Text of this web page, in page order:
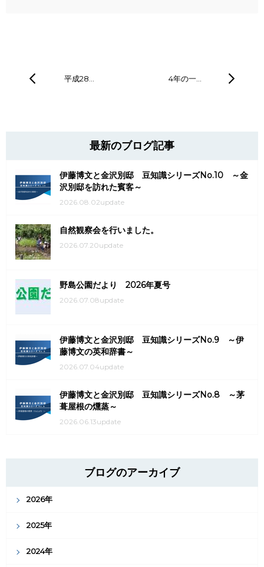
平成28… 4年の一…
最新のブログ記事
伊藤博文と金沢別邸 豆知識シリーズNo.10 ～金
沢別邸を訪れた賓客～
2026.08.02update
自然観察会を行いました。
2026.07.20update
野島公園だより 2026年夏号
2026.07.08update
伊藤博文と金沢別邸 豆知識シリーズNo.9 ～伊
藤博文の英和辞書～
2026.07.04update
伊藤博文と金沢別邸 豆知識シリーズNo.8 ～茅
葺屋根の燻蒸～
2026.06.13update
ブログのアーカイブ
2026年
2025年
2024年